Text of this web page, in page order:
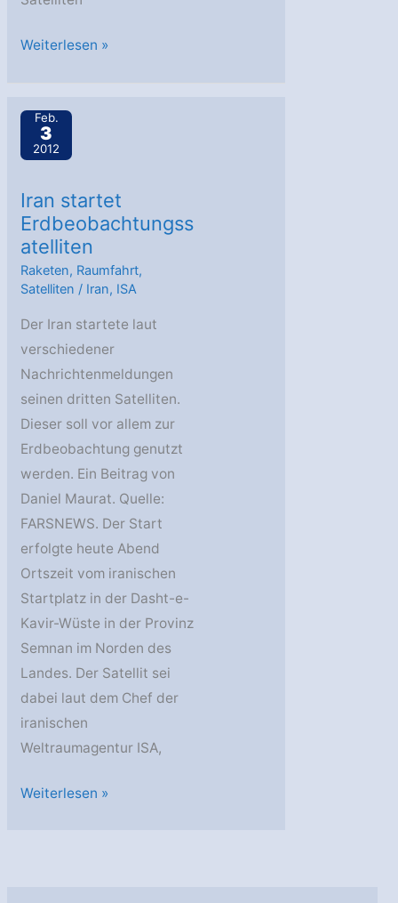
VEGA
3000
und
gebucht
Weiterlesen »
Feb.
3
2012
Iran startet
Erdbeobachtungss
atelliten
Raketen, Raumfahrt,
Satelliten / Iran, ISA
Der Iran startete laut
verschiedener
Nachrichtenmeldungen
seinen dritten Satelliten.
Dieser soll vor allem zur
Erdbeobachtung genutzt
werden. Ein Beitrag von
Daniel Maurat. Quelle:
FARSNEWS. Der Start
erfolgte heute Abend
Ortszeit vom iranischen
Startplatz in der Dasht-e-
Kavir-Wüste in der Provinz
Semnan im Norden des
Landes. Der Satellit sei
dabei laut dem Chef der
iranischen
Weltraumagentur ISA,
Iran
Weiterlesen »